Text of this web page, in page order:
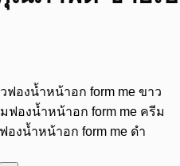
ฟองน้ำหน้าอก form me ขาว
ฟองน้ำหน้าอก form me ครีม
ฟองน้ำหน้าอก form me ดำ